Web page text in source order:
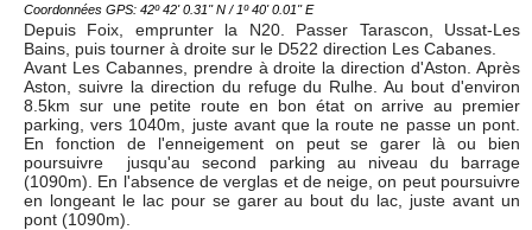
Coordonnées GPS: 42º 42' 0.31'' N / 1º 40' 0.01'' E
Depuis Foix, emprunter la N20. Passer Tarascon, Ussat-Les
Bains, puis tourner à droite sur le D522 direction Les Cabanes.
Avant Les Cabannes, prendre à droite la direction d'Aston. Après
Aston, suivre la direction du refuge du Rulhe. Au bout d'environ
8.5km sur une petite route en bon état on arrive au premier
parking, vers 1040m, juste avant que la route ne passe un pont.
En fonction de l'enneigement on peut se garer là ou bien
poursuivre jusqu'au second parking au niveau du barrage
(1090m). En l'absence de verglas et de neige, on peut poursuivre
en longeant le lac pour se garer au bout du lac, juste avant un
pont (1090m).